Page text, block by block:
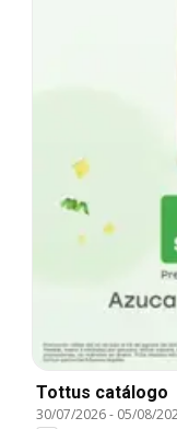
Tottus catálogo
30/07/2026- 05/08/